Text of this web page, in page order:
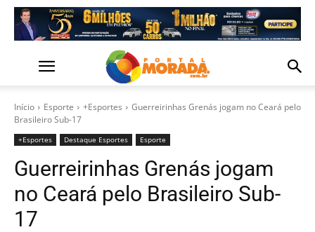
Início Esporte +Esportes
Guerreirinhas Grenás jogam no Ceará pelo
Brasileiro Sub-17
+Esportes Destaque Esportes Esporte
Guerreirinhas Grenás jogam
no Ceará pelo Brasileiro Sub-
17